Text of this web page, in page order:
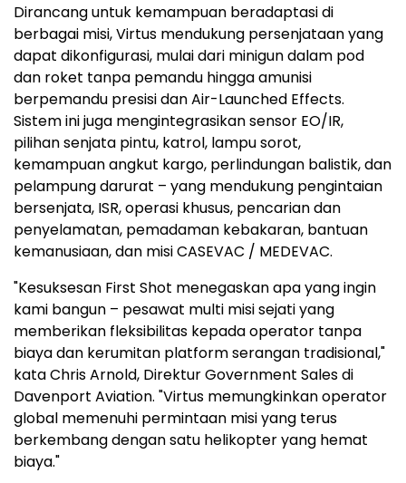
Dirancang untuk kemampuan beradaptasi di
berbagai misi, Virtus mendukung persenjataan yang
dapat dikonfigurasi, mulai dari minigun dalam pod
dan roket tanpa pemandu hingga amunisi
berpemandu presisi dan Air-Launched Effects.
Sistem ini juga mengintegrasikan sensor EO/IR,
pilihan senjata pintu, katrol, lampu sorot,
kemampuan angkut kargo, perlindungan balistik, dan
pelampung darurat – yang mendukung pengintaian
bersenjata, ISR, operasi khusus, pencarian dan
penyelamatan, pemadaman kebakaran, bantuan
kemanusiaan, dan misi CASEVAC / MEDEVAC.
"Kesuksesan First Shot menegaskan apa yang ingin
kami bangun – pesawat multi misi sejati yang
memberikan fleksibilitas kepada operator tanpa
biaya dan kerumitan platform serangan tradisional,"
kata Chris Arnold, Direktur Government Sales di
Davenport Aviation. "Virtus memungkinkan operator
global memenuhi permintaan misi yang terus
berkembang dengan satu helikopter yang hemat
biaya."